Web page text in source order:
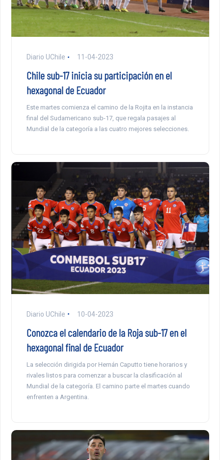
Diario UChile 11-04-2023
Chile sub-17 inicia su participación en el
hexagonal de Ecuador
Este martes comienza el camino de la Rojita en la instancia
final del Sudamericano sub-17, que regala pasajes al
Mundial de la categoría a las cuatro mejores selecciones.
Diario UChile 10-04-2023
Conozca el calendario de la Roja sub-17 en el
hexagonal final de Ecuador
La selección dirigida por Hernán Caputto tiene horarios y
rivales listos para comenzar a buscar la clasificación al
Mundial de la categoría. El camino parte el martes cuando
enfrenten a Argentina.